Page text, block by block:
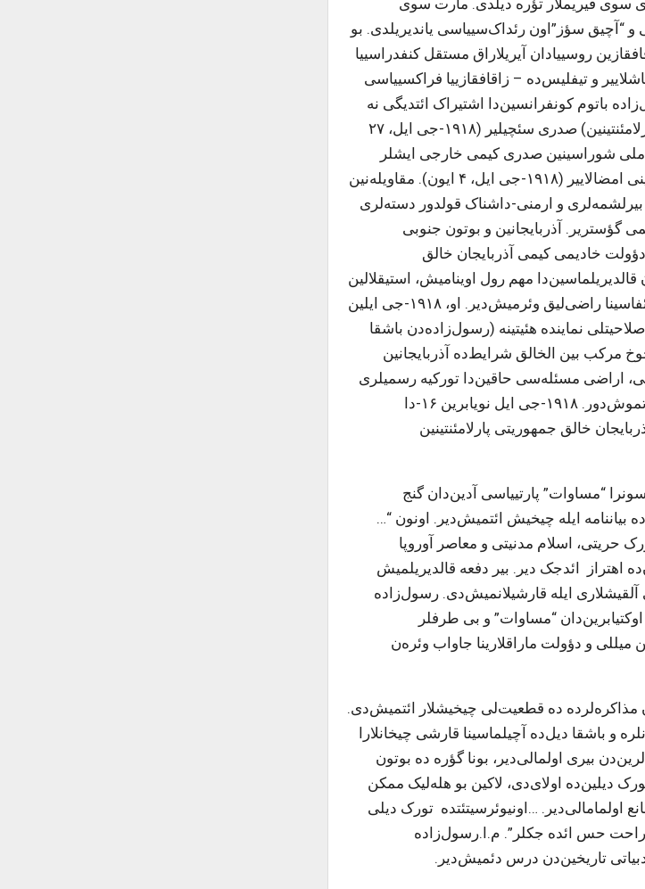
“آچیق سؤز”اون رئداک‌سییاسی یاندیریلدی. بو
روسییادان آیریلاراق مستقل کنفدراسییا
و تیفلیس‌ده – زاقافقازییا فراکسییاسی
باتوم کونفرانسین‌دا اشتیراک ائتدیگی نه
گؤره گیزلی سس وئرمه نتیجه‌سین‌ده غیابی اولاراق آذربایجان ملی شوراسینین (پارلامئنتینین) صدری سئچیلیر (۱۹۱۸-جی ایل، ۲۷
ملی شوراسینین صدری کیمی خارجی ایشلر
ناظری مممد حسن هاجینسکی ایله بیرلیکده عثمانلی دؤولتی ایله باتوم مقاویله‌سینی امضالاییر (۱۹۱۸-جی ایل، ۴ ایون). مقاویله‌نین
و ارمنی-داشناک قولدور دسته‌لری
گؤستریر. آذربایجانین و بوتون جنوبی
خادیمی کیمی آذربایجان خالق
قالدیریلماسین‌دا مهم رول اوینامیش، استیقلالین
قورونوب ساخلانماسی نامینه صدری اولدوغو میللی شورانین موقتی اولاراق، ایستئفاسینا راضی‌لیق وئرمیش‌دیر. او، ۱۹۱۸-جی ایلین
نماینده هئیتینه (رسول‌زاده‌دن باشقا
بین الخالق شرایط‌ده آذربایجانین
اراضی مسئله‌سی حاقین‌دا تورکیه رسمیلری
ایله دانیشیقلار آپارمیش، خصوصاً باکی مسئله‌سین‌ده چئویک و پرینسیپیال مؤقع توتموش‌دور. ۱۹۱۸-جی ایل نویابرین ۱۶-دا
خالق جمهوریتی پارلامئنتینین
پارلاق نطق سؤیلمیش و سونرا “مساوات” پارتییاسی آدین‌دان گنج
ایله چیخیش ائتمیش‌دیر. اونون “…
حریتی، اسلام مدنیتی و معاصر آوروپا
اهتراز ائد‌جک ‌دیر. بیر دفعه قالدیریلمیش
آلقیشلاری ایله قارشیلانمیش‌دی. رسول‌زاده
پارلامئنتین‌ده “مساوات” فراک‌سییاسینا (۱۹۱۹-جو ایلین اوکتیابرین‌دان “مساوات” و بی طرفلر
و دؤولت ماراقلارینا جاواب وئره‌ن
مذاکره‌لرده ده قطعیت‌لی چیخیشلار ائتمیش‌دی.
و باشقا دیل‌ده آچیلماسینا قارشی چیخانلارا
بیری اولمالی‌دیر، بونا گؤره ده بوتون
دیلین‌ده اولای‌دی، لاکین بو هله‌لیک ممکن
اولمامالی‌دیر. …اونیوئرسیتئتده تورک دیلی
راحت حس ائد‌ه جکلر”. م.ا.رسول‌زاده
ادبیاتی تاریخین‌دن درس دئمیش‌دیر.